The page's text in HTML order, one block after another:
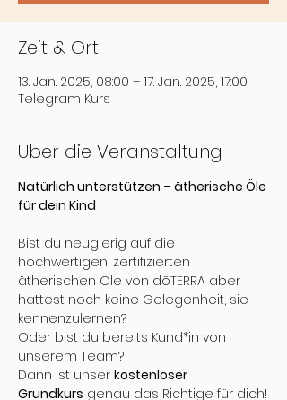
Zeit & Ort
13. Jan. 2025, 08:00 – 17. Jan. 2025, 17:00
Telegram Kurs
Über die Veranstaltung
Natürlich unterstützen – ätherische Öle
für dein Kind
Bist du neugierig auf die
hochwertigen, zertifizierten
ätherischen Öle von dōTERRA aber
hattest noch keine Gelegenheit, sie
kennenzulernen?
Oder bist du bereits Kund*in von
unserem Team?
Dann ist unser kostenloser
Grundkurs genau das Richtige für dich!